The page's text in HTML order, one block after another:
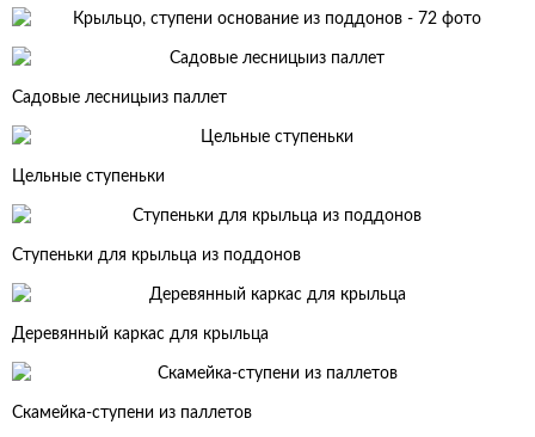
Садовые лесницыиз паллет
Цельные ступеньки
Ступеньки для крыльца из поддонов
Деревянный каркас для крыльца
Скамейка-ступени из паллетов